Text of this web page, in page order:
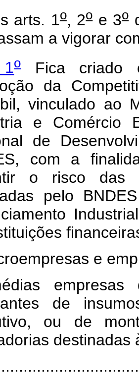
arts. 1o, 2oe 3o
a vigorar
1oFica criado
da
vinculado ao
e Comércio
de
com a
o risco das
pelo
e
empresas
de
ou de
destinadas